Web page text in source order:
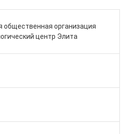
общественная организация
центр Элита